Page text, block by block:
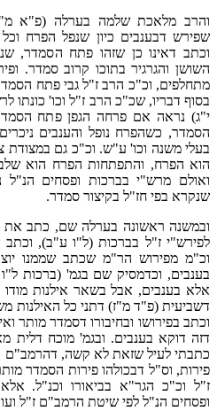
והרב מלאכת שלמה בערלה (פ"א
שפירש דבענבים כיון שנפל הפרח
וכתב דאינו כן שזהו פתח הסמדר,
השושן והגרגיר בתוכו קרוב סמדר.
מתחלפים, וכ"כ הרב ז"ל גבי פתח
בסוף דבריו, שכ"כ הרב ז"ל וכו' כונתו
י"ג) נראה אם פרחה הגפן פתח הסמדר
הסמדר, כשהפרח נופל והענבים
בעלי משנה וכו' ע"ש. וכ"כ גם
הוא הפרח, והתפתחות הפרח הוא
ואולם מרש"י בברכות ופסחים
שנקרא בפי חז"ל בקיצור סמדר.
ובמשנה ראשונה בערלה שם, כתב
לפירש"י ז"ל בברכות (ל"ו ע"ב),
וכ"מ מפירוש הר"מ שכתב שממנו
בענבים, וכדמסיק שם בגמ' (ברכות
אלא בענבים, אבל בשאר אילנות מודו
דשביעית (פ"ד מ"ז) דתני כל האילנות
וכתב בפירושו ובחיבורו דסמדר מותר
דזה דוקא בענבים. ובגמ' מוכח דלית
כתבתי לעיל שזאת לא קשה, דהרמב"ם
פירות, וס"ל דבכולהו פירות הסמדר
ז"ל וכ"כ הגר"א בביאורו וכנ"ל.
ופסחים הנ"ל לפי שיטת הרמב"ם ז"ל